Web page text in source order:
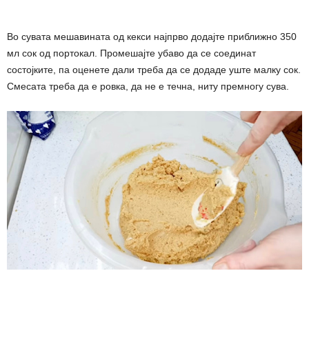
Во сувата мешавината од кекси најпрво додајте приближно 350
мл сок од портокал. Промешајте убаво да се соединат
состојките, па оценете дали треба да се додаде уште малку сок.
Смесата треба да е ровка, да не е течна, ниту премногу сува.